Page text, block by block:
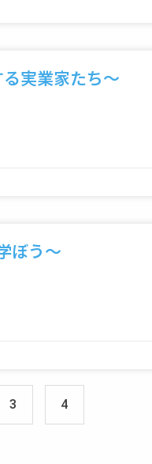
実業家たち～
ぼう～
3 4